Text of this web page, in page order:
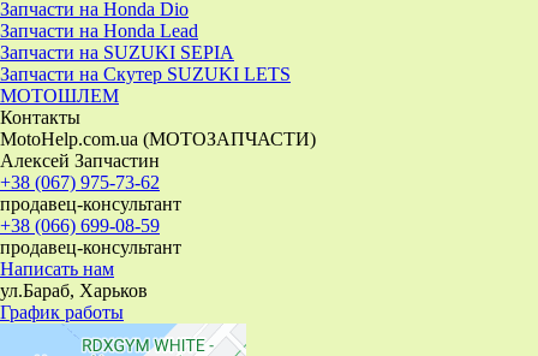
Запчасти на Honda Dio
Запчасти на Honda Lead
Запчасти на SUZUKI SEPIA
Запчасти на Скутер SUZUKI LETS
МОТОШЛЕМ
Контакты
MotoHelp.com.ua (МОТОЗАПЧАСТИ)
Алексей Запчастин
+38 (067) 975-73-62
продавец-консультант
+38 (066) 699-08-59
продавец-консультант
Написать нам
ул.Бараб, Харьков
График работы